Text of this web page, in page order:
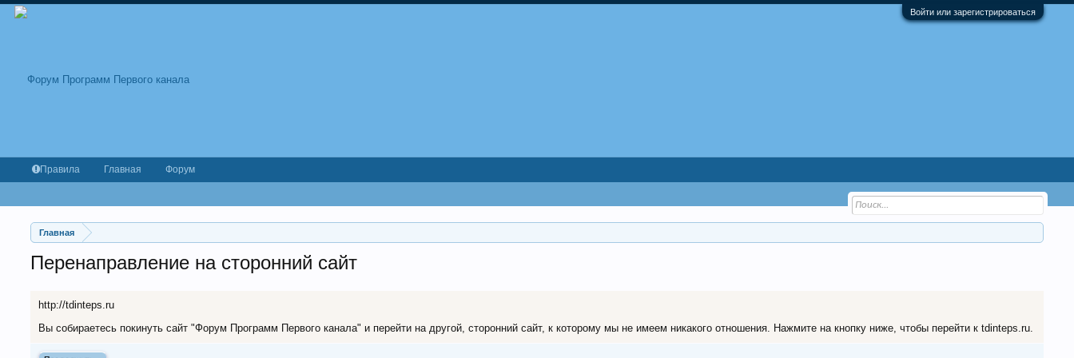
Войти или зарегистрироваться
Главная
Перенаправление на сторонний сайт
http://tdinteps.ru
Вы собираетесь покинуть сайт "Форум Программ Первого канала" и перейти на другой, сторонний сайт, к которому мы не имеем никакого отношения. Нажмите на кнопку ниже, чтобы перейти к tdinteps.ru.
Правила Главная Форум